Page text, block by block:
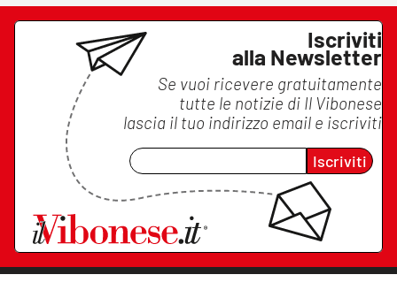
Iscriviti
alla Newsletter
Se vuoi ricevere gratuitamente
tutte le notizie di Il Vibonese
lascia il tuo indirizzo email e iscriviti
Iscriviti